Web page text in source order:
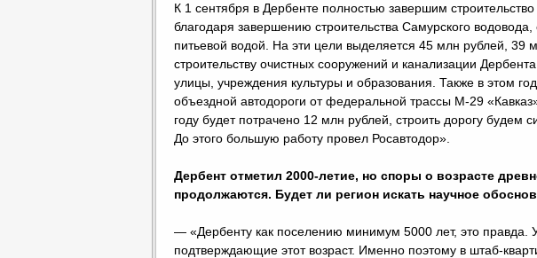
К 1 сентября в Дербенте полностью завершим
благодаря завершению строительства Самурского
питьевой водой. На эти цели выделяется 45 млн рублей, 39
строительству очистных сооружений и канализации
улицы, учреждения культуры и образования. Также в этом
объездной автодороги от федеральной трассы М-29
году будет потрачено 12 млн рублей, строить дорогу будем
До этого большую работу провел Росавтодор».
Дербент отметил 2000-летие, но споры о возрасте
продолжаются. Будет ли регион искать научное
— «Дербенту как поселению минимум 5000 лет, это правда.
подтверждающие этот возраст. Именно поэтому в штаб-